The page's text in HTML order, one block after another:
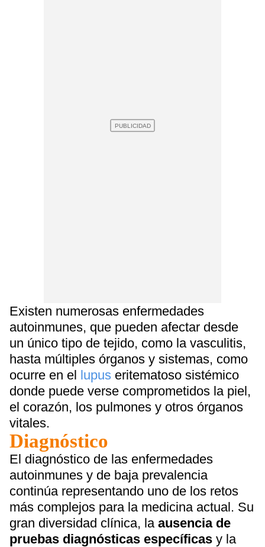
Existen numerosas enfermedades
autoinmunes, que pueden afectar desde
un único tipo de tejido, como la vasculitis,
hasta múltiples órganos y sistemas, como
ocurre en el lupus eritematoso sistémico
donde puede verse comprometidos la piel,
el corazón, los pulmones y otros órganos
vitales.
Diagnóstico
El diagnóstico de las enfermedades
autoinmunes y de baja prevalencia
continúa representando uno de los retos
más complejos para la medicina actual. Su
gran diversidad clínica, la ausencia de
pruebas diagnósticas específicas y la